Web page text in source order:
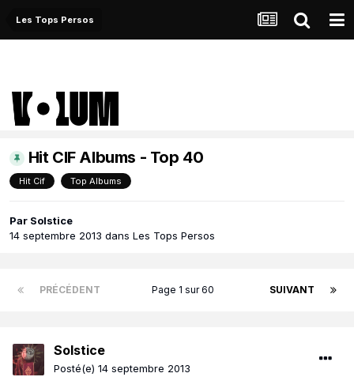
Les Tops Persos
Hit CIF Albums - Top 40
Hit Cif Top Albums
Par Solstice
14 septembre 2013 dans Les Tops Persos
PRÉCÉDENT SUIVANT
Page 1 sur 60
Solstice
Posté(e) 14 septembre 2013